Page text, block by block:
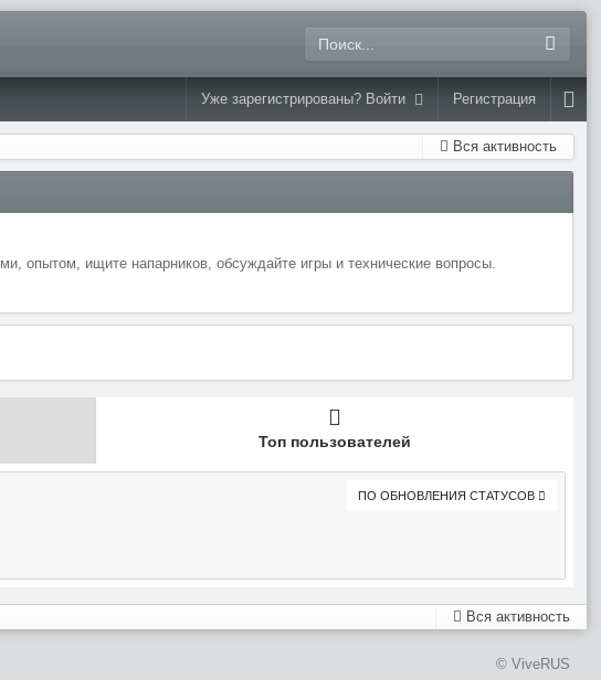
Уже зарегистрированы? Войти Регистрация
Вся активность
опытом, ищите напарников, обсуждайте игры и технические вопросы.
Топ пользователей
ПО ОБНОВЛЕНИЯ СТАТУСОВ
Вся активность
© ViveRUS